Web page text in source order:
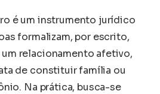
é um instrumento jurídico
formalizam, por escrito,
um relacionamento afetivo,
de constituir família ou
Na prática, busca-se